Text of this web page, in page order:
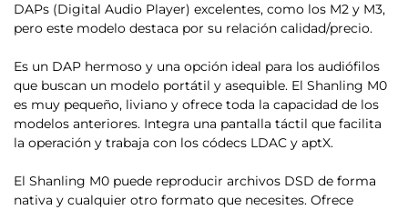
DAPs (Digital Audio Player) excelentes, como los M2 y M3,
pero este modelo destaca por su relación calidad/precio.
Es un DAP hermoso y una opción ideal para los audiófilos
que buscan un modelo portátil y asequible. El Shanling M0
es muy pequeño, liviano y ofrece toda la capacidad de los
modelos anteriores. Integra una pantalla táctil que facilita
la operación y trabaja con los códecs LDAC y aptX.
El Shanling M0 puede reproducir archivos DSD de forma
nativa y cualquier otro formato que necesites. Ofrece